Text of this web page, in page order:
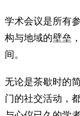
学术会议是所有
构与地域的壁垒
间。
无论是茶歇时的
门的社交活动，